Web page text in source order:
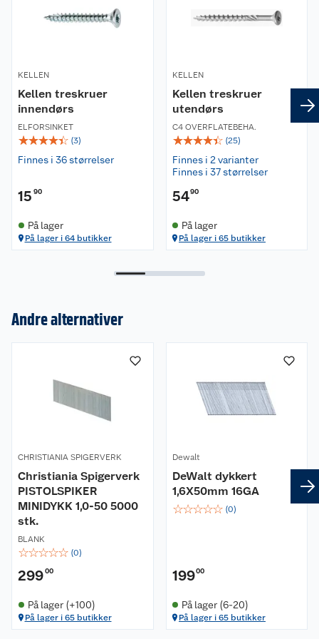
KELLEN
Kellen treskruer
innendørs
ELFORSINKET
☆☆☆☆☆ (3)
Finnes i 36 størrelser
15 90
På lager
På lager i 64 butikker
KELLEN
Kellen treskruer
utendørs
C4 OVERFLATEBEHA.
☆☆☆☆☆ (25)
Finnes i 2 varianter
Finnes i 37 størrelser
5490
På lager
På lager i 65 butikker
Andre alternativer
CHRISTIANIA SPIGERVERK
Christiania Spigerverk
PISTOLSPIKER
MINIDYKK 1,0-50 5000
stk.
BLANK
☆☆☆☆☆ (0)
29900
På lager (+100)
På lager i 65 butikker
Dewalt
DeWalt dykkert
1,6X50mm 16GA
☆☆☆☆☆ (0)
19900
På lager (6-20)
På lager i 65 butikker
Kundeservice
Kontakt oss
Retur- og angrerett
Reklamasjon
Ofte stilte spørsmål
Leie tilhenger
Våre kjeder
Kjøpsvilkår
Personvern
Cookies
Bærekraft
Lavprisløfte
Åpent kjøp
Retur av el-avfall
Hageinspirasjon
Oppussing med utemaling
Oppussing med innemaling
Et varmere hjem
Gulv